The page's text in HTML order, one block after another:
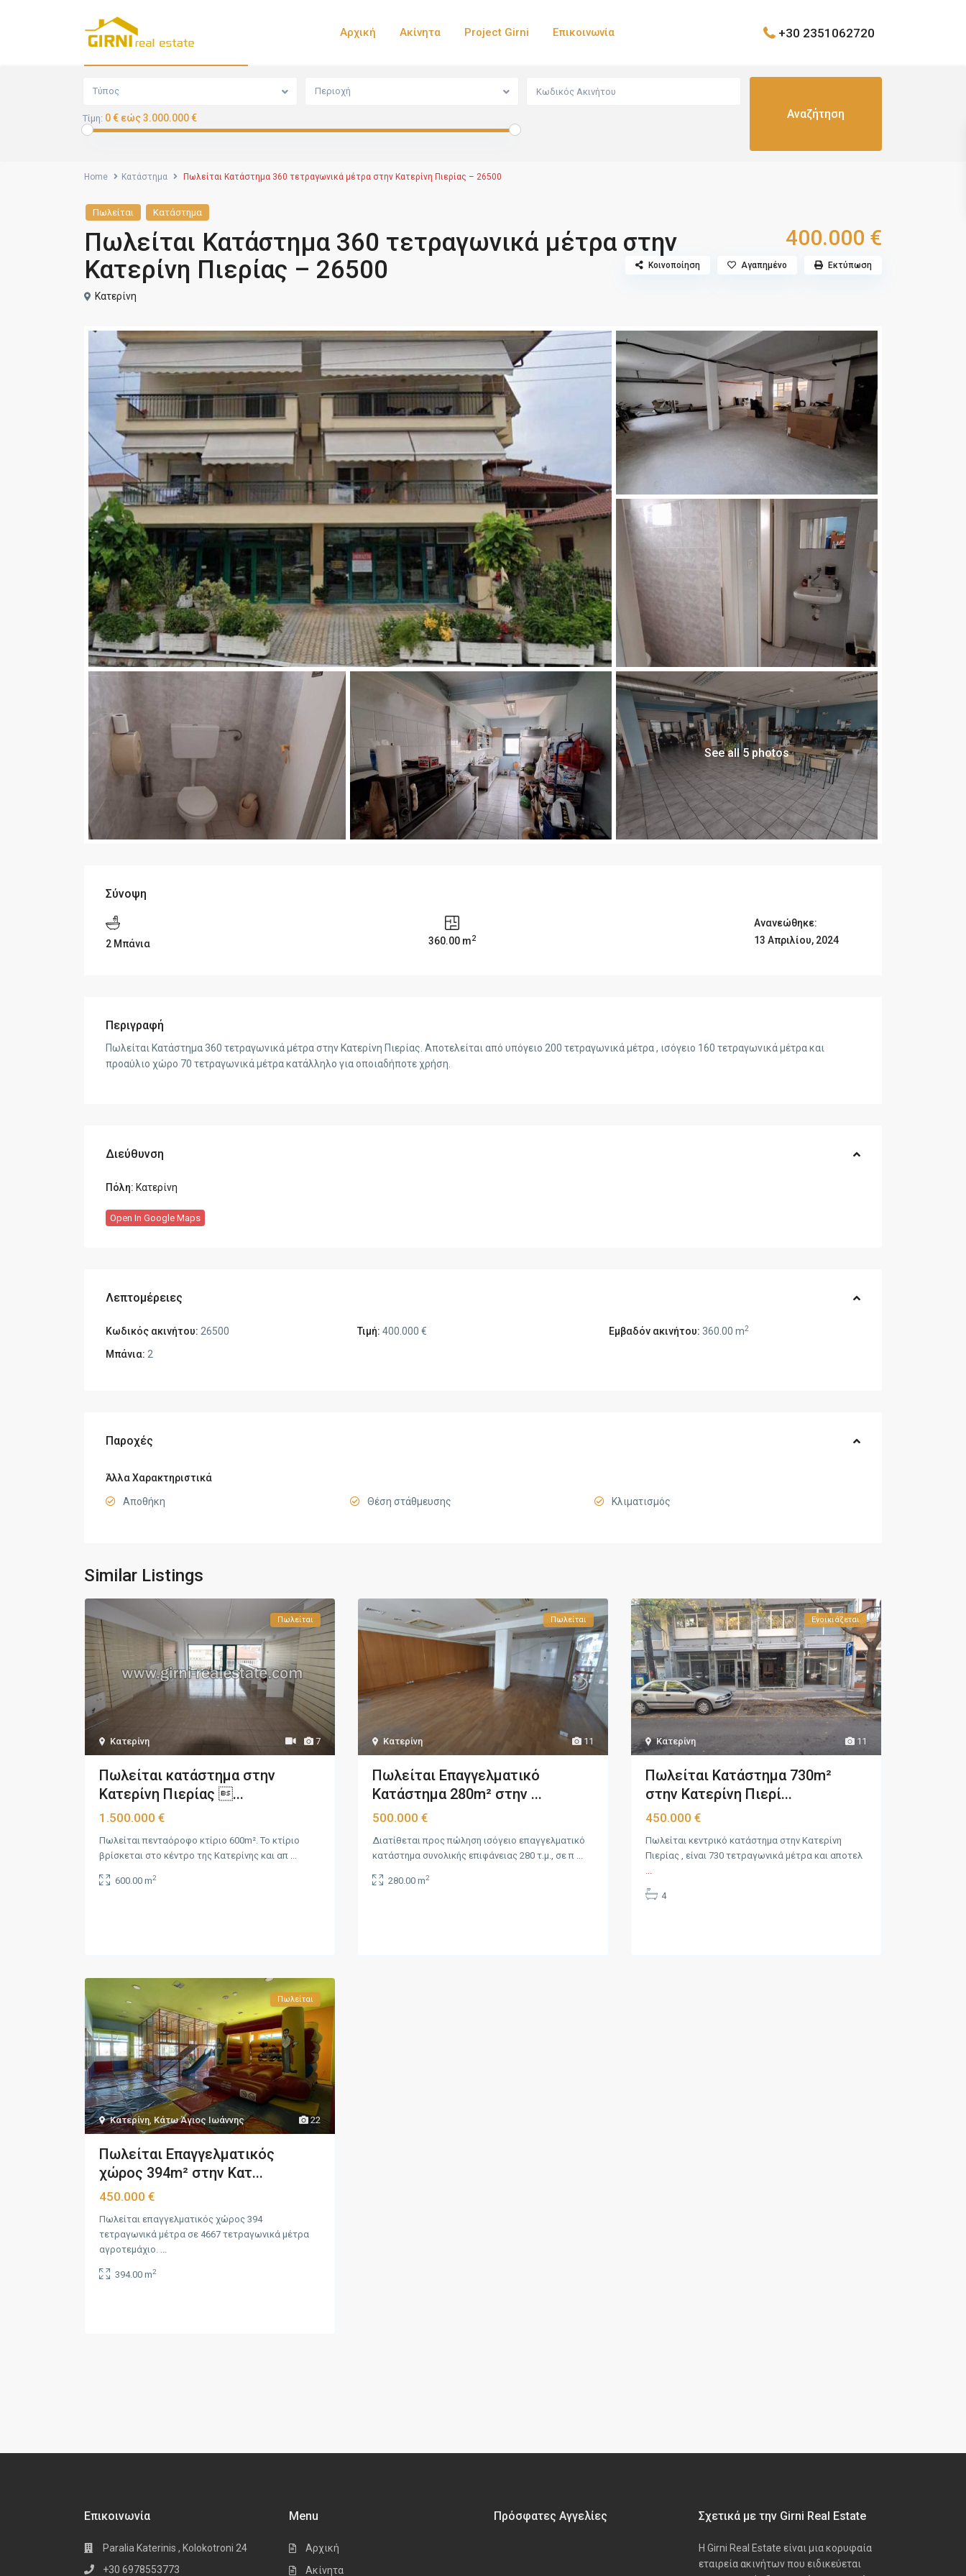
Αρχική Ακίνητα Project Girni Επικοινωνία +30 2351062720
Τύπος Περιοχή
Τίμη: 0 € εώς 3.000.000 €
Home Κατάστημα Πωλείται Κατάστημα 360 τετραγωνικά μέτρα στην Κατερίνη Πιερίας – 26500
Πωλείται Κατάστημα
Πωλείται Κατάστημα 360 τετραγωνικά μέτρα στην
Κατερίνη Πιερίας – 26500
400.000 €
Κατερίνη
Κοινοποίηση Αγαπημένο Εκτύπωση
See all 5 photos
Σύνοψη
2 Μπάνια 360.00 m2
Ανανεώθηκε:
13 Απριλίου, 2024
Περιγραφή
Πωλείται Κατάστημα 360 τετραγωνικά μέτρα στην Κατερίνη Πιερίας. Αποτελείται από υπόγειο 200 τετραγωνικά μέτρα , ισόγειο 160 τετραγωνικά μέτρα και
προαύλιο χώρο 70 τετραγωνικά μέτρα κατάλληλο για οποιαδήποτε χρήση.
Διεύθυνση
Πόλη: Κατερίνη
Open In Google Maps
Λεπτομέρειες
Κωδικός ακινήτου: 26500 Τιμή: 400.000 € Εμβαδόν ακινήτου: 360.00 m2
Μπάνια: 2
Παροχές
Άλλα Χαρακτηριστικά
Αποθήκη Θέση στάθμευσης Κλιματισμός
Similar Listings
7
Κατερίνη
Πωλείται
Πωλείται κατάστημα στην
Κατερίνη Πιερίας ...
1.500.000 €
Πωλείται πενταόροφο κτίριο 600m². Το κτίριο
βρίσκεται στο κέντρο της Κατερίνης και απ
600.00 m2
11
Κατερίνη
Πωλείται
Πωλείται Επαγγελματικό
Κατάστημα 280m² στην ...
500.000 €
Διατίθεται προς πώληση ισόγειο επαγγελματικό
κατάστημα συνολικής επιφάνειας 280 τ.μ., σε π
280.00 m2
11
Κατερίνη
Ενοικιάζεται
Πωλείται Κατάστημα 730m²
στην Κατερίνη Πιερί...
450.000 €
Πωλείται κεντρικό κατάστημα στην Κατερίνη
Πιερίας , είναι 730 τετραγωνικά μέτρα και αποτελ
4
22
Κατερίνη Κάτω Άγιος Ιωάννης
Πωλείται
Πωλείται Επαγγελματικός
χώρος 394m² στην Κατ...
450.000 €
Πωλείται επαγγελματικός χώρος 394
τετραγωνικά μέτρα σε 4667 τετραγωνικά μέτρα
αγροτεμάχιο.
394.00 m2
Επικοινωνία
Paralia Katerinis , Kolokotroni 24
+30 6978553773
Menu
Αρχική
Ακίνητα
Πρόσφατες Αγγελίες Σχετικά με την Girni Real Estate
Η Girni Real Estate είναι μια κορυφαία
εταιρεία ακινήτων που ειδικεύεται